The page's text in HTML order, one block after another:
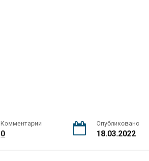
Комментарии
0
Опубликовано
18.03.2022